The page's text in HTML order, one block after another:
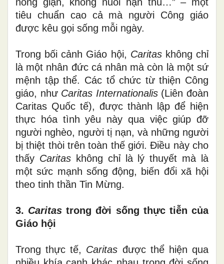
tiêu chuẩn cao cả mà người Công giáo
được kêu gọi sống mỗi ngày.
Trong bối cảnh Giáo hội, Caritaskhông chỉ
là một nhân đức cá nhân mà còn là một sứ
mệnh tập thể. Các tổ chức từ thiện Công
giáo, như Caritas Internationalis(Liên đoàn
Caritas Quốc tế), được thành lập để hiện
thực hóa tình yêu này qua việc giúp đỡ
người nghèo, người tị nạn, và những người
bị thiệt thòi trên toàn thế giới. Điều này cho
thấy Caritaskhông chỉ là lý thuyết mà là
một sức mạnh sống động, biến đổi xã hội
theo tinh thần Tin Mừng.
3. Caritas trong đời sống thực tiễn của
Giáo hội
Trong thực tế, Caritas được thể hiện qua